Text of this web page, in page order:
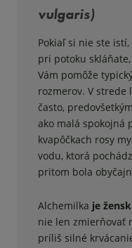
vulgaris)
Pokiaľ si nie ste
pri potoku
Vám pomôže
rozmerov. V
často,
ako malá spokojná
kvapôčkach rosy
vodu, ktorá
pritom bola
Alchemilka je
nie len zmierňovať
príliš silné